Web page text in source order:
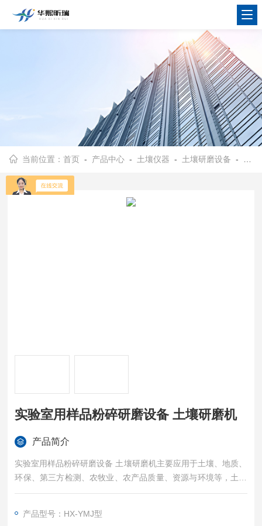
当前位置：首页 - 产品中心 - 土壤仪器 - 土壤研磨设备 - HX-YMJ型实验室用样品粉碎研磨设备 土壤研磨机
实验室用样品粉碎研磨设备 土壤研磨机
产品简介
实验室用样品粉碎研磨设备 土壤研磨机主要应用于土壤、地质、
环保、第三方检测、农牧业、农产品质量、资源与环境等，土壤
制样、重金属分析。土壤研磨仪 是混合、细磨、小样制备、新产
效率高、噪声低（每次实验可同时获得四个样品）。
产品型号：HX-YMJ型